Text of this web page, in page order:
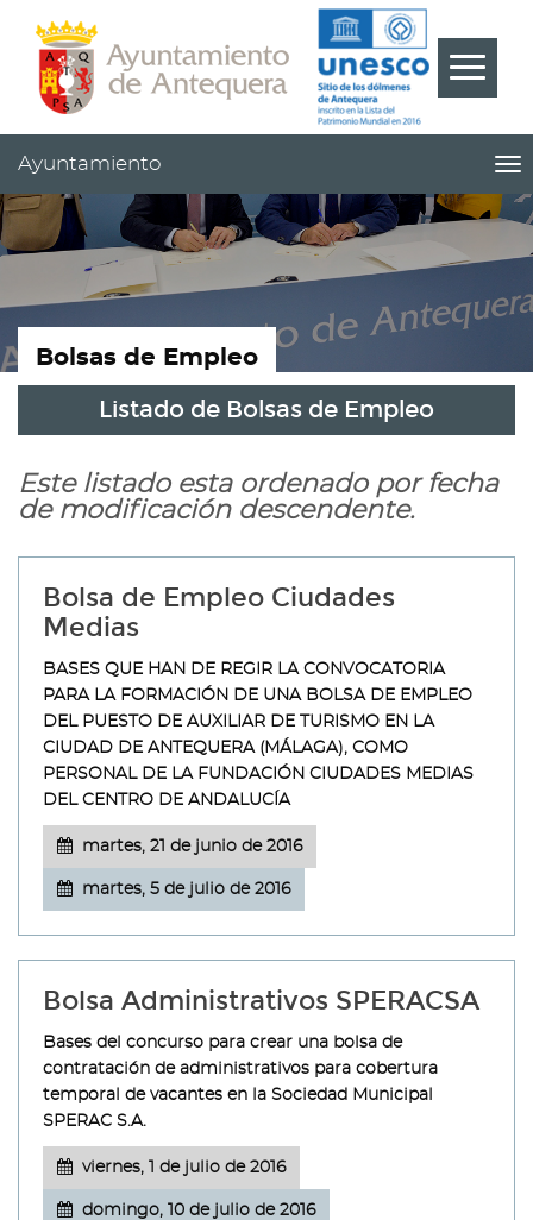
Cabecera
Pie
Menú
???
|
Ayuntamiento
Bolsas de Empleo
Listado de Bolsas de Empleo
Este listado esta ordenado por fecha
de modificación descendente.
Bolsa de Empleo Ciudades
Medias
BASES QUE HAN DE REGIR LA CONVOCATORIA
PARA LA FORMACIÓN DE UNA BOLSA DE EMPLEO
DEL PUESTO DE AUXILIAR DE TURISMO EN LA
CIUDAD DE ANTEQUERA (MÁLAGA), COMO
PERSONAL DE LA FUNDACIÓN CIUDADES MEDIAS
DEL CENTRO DE ANDALUCÍA
martes, 21 de junio de 2016
martes, 5 de julio de 2016
Bolsa Administrativos SPERACSA
Bases del concurso para crear una bolsa de
contratación de administrativos para cobertura
temporal de vacantes en la Sociedad Municipal
SPERAC S.A.
viernes, 1 de julio de 2016
domingo, 10 de julio de 2016